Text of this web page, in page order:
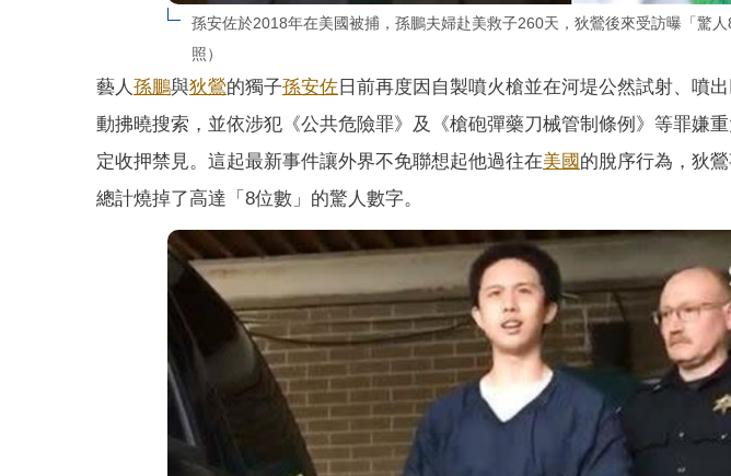
孫安佐於2018年在美國被捕，孫鵬夫婦赴美救子260天，狄鶯後來受訪曝「驚
照）
藝人孫鵬與狄鶯的獨子孫安佐 日前再度因自製噴火槍並在河堤公然試射、噴
動拂曉搜索，並依涉犯《公共危險罪》及《槍砲彈藥刀械管制條例》等罪嫌
定收押禁見。這起最新事件讓外界不免聯想起他過往在美國的脫序行為，狄
總計燒掉了高達「8位數」的驚人數字。